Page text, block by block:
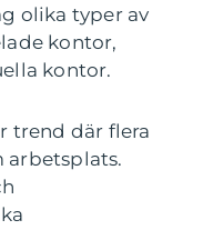
olika typer av
kontor,
kontor.
trend där flera
arbetsplats.